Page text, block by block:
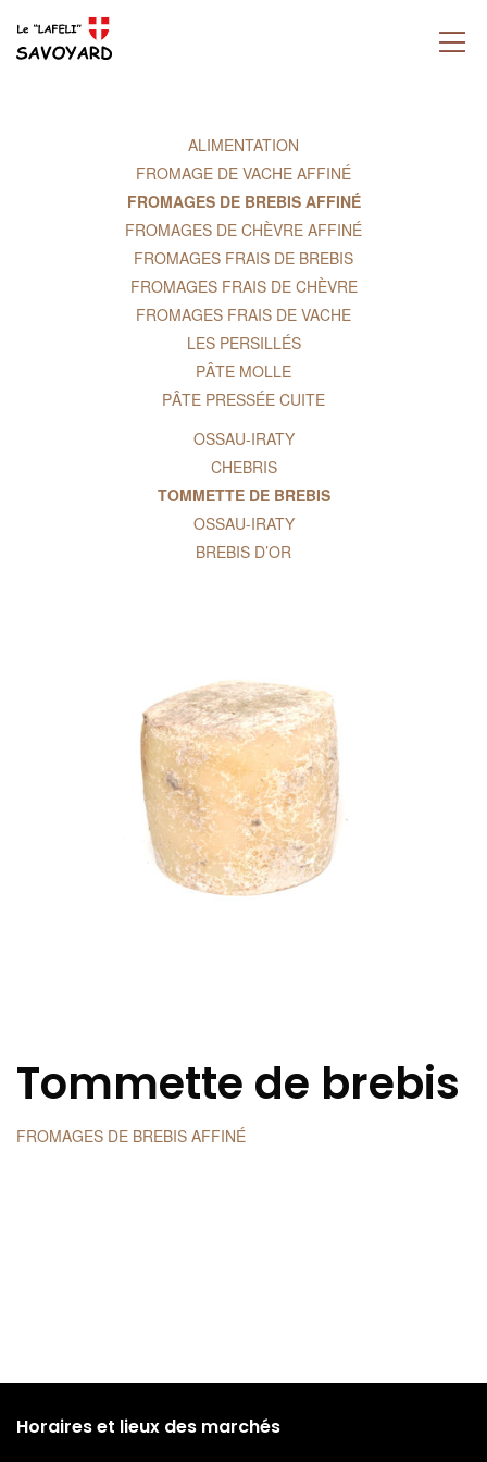
ALIMENTATION
FROMAGE DE VACHE AFFINÉ
FROMAGES DE BREBIS AFFINÉ
FROMAGES DE CHÈVRE AFFINÉ
FROMAGES FRAIS DE BREBIS
FROMAGES FRAIS DE CHÈVRE
FROMAGES FRAIS DE VACHE
LES PERSILLÉS
PÂTE MOLLE
PÂTE PRESSÉE CUITE
OSSAU-IRATY
CHEBRIS
TOMMETTE DE BREBIS
OSSAU-IRATY
BREBIS D’OR
Tommette de brebis
FROMAGES DE BREBIS AFFINÉ
Horaires et lieux des marchés